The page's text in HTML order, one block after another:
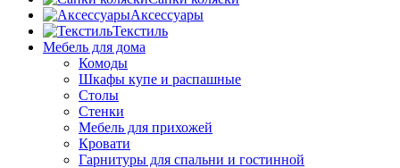
Аксессуары
Текстиль
Мебель для дома
Комоды
Шкафы купе и распашные
Столы
Стенки
Мебель для прихожей
Кровати
Гарнитуры для спальни и гостинной